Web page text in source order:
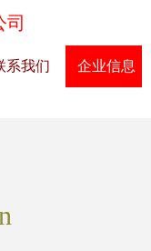
系我们 企业信息